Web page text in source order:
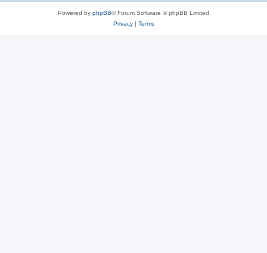
Powered by phpBB® Forum Software © phpBB Limited
Privacy| Terms